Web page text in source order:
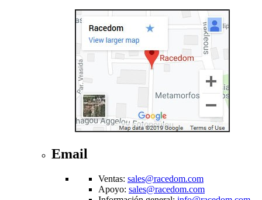
Email
Ventas: sales@racedom.com
Apoyo: sales@racedom.com